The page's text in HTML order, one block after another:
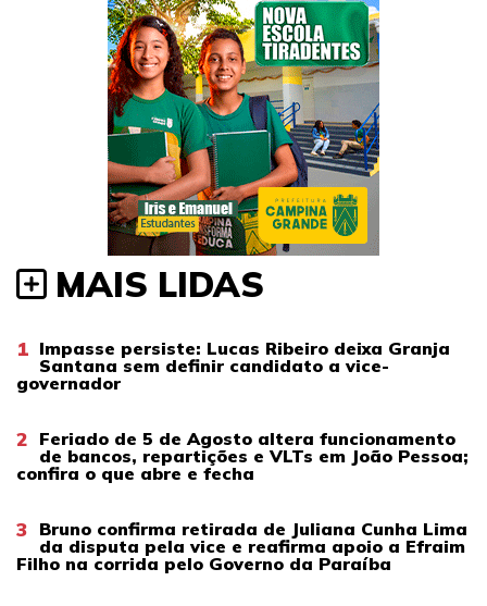
MAIS LIDAS
1 Impasse persiste: Lucas Ribeiro deixa Granja
Santana sem definir candidato a vice-
governador
2 Feriado de 5 de Agosto altera funcionamento
de bancos, repartições e VLTs em João Pessoa;
confira o que abre e fecha
3 Bruno confirma retirada de Juliana Cunha Lima
da disputa pela vice e reafirma apoio a Efraim
Filho na corrida pelo Governo da Paraíba